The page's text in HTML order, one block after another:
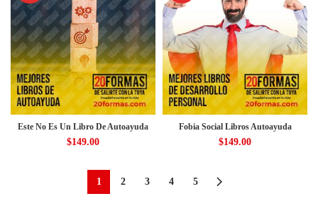
Este No Es Un Libro De Autoayuda
$149.00
Fobia Social Libros Autoayuda
$149.00
1 2 3 4 5